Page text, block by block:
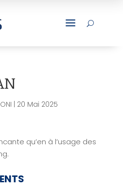
a U
20 Mai 2025
qu’en à l’usage des